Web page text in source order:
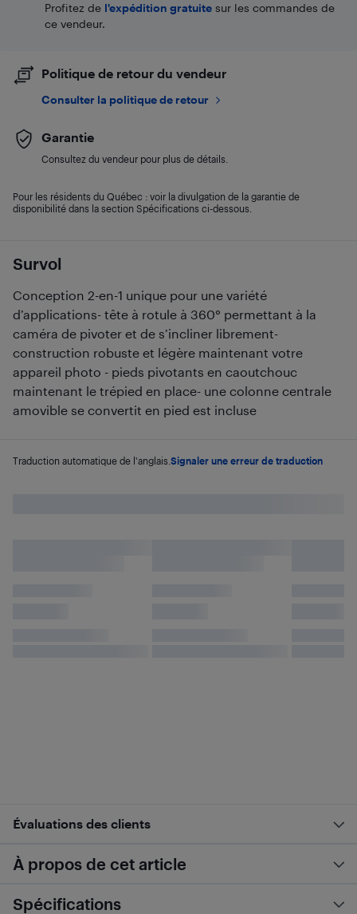
Survol
Conception 2-en-1 unique pour une variété
d’applications- tête à rotule à 360° permettant à la
caméra de pivoter et de s’incliner librement-
construction robuste et légère maintenant votre
appareil photo - pieds pivotants en caoutchouc
maintenant le trépied en place- une colonne centrale
amovible se convertit en pied est incluse
Traduction automatique de l'anglais. Signaler une erreur de traduction
Profitez de l'expédition gratuite sur les commandes de
ce vendeur.
Politique de retour du vendeur
Consulter la politique de retour
Garantie
Consultez du vendeur pour plus de détails.
Pour les résidents du Québec : voir la divulgation de la garantie de
disponibilité dans la section Spécifications ci-dessous.
Évaluations des clients
À propos de cet article
Spécifications